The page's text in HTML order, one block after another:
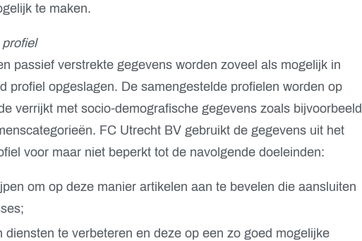
te maken.
passief verstrekte gegevens worden zoveel als mogelijk in
profiel opgeslagen. De samengestelde profielen worden op
verrijkt met socio-demografische gegevens zoals bijvoorbeeld
FC Utrecht BV gebruikt de gegevens uit het
voor maar niet beperkt tot de navolgende doeleinden:
om op deze manier artikelen aan te bevelen die aansluiten
diensten te verbeteren en deze op een zo goed mogelijke